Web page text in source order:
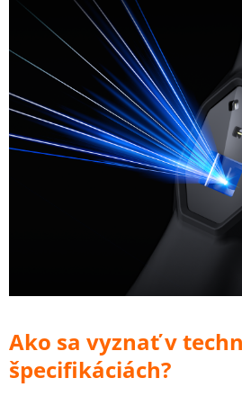
Ako sa vyznať v
špecifikáciách?